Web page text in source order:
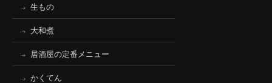
生もの
大和煮
居酒屋の定番メニュー
かくてん